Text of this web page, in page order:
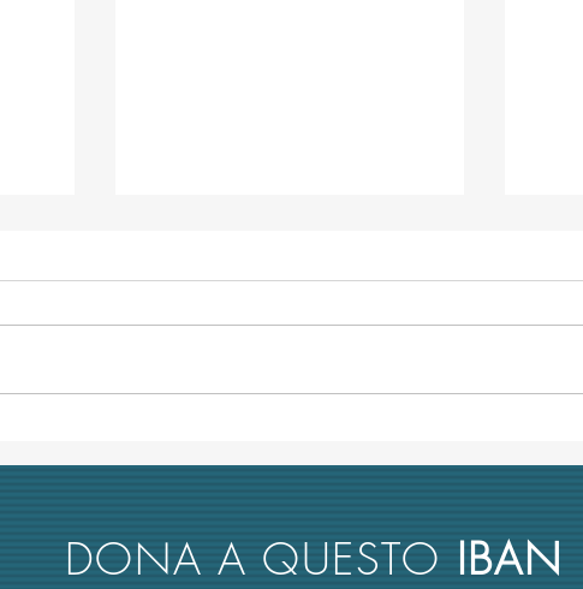
conto del merito scientifico nel
DONA A QUESTO IBAN